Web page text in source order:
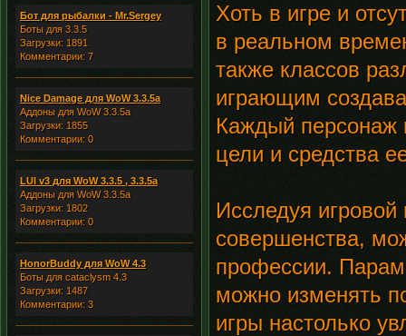
Бот для рыбалки - Mr.Sergey
Боты для 3.3.5
Загрузки: 1891
Комментарии: 7
Nice Damage для WoW 3.3.5a
Аддоны для WoW 3.3.5a
Загрузки: 1855
Комментарии: 0
LUI v3 для WoW 3.3.5 , 3.3.5a
Аддоны для WoW 3.3.5a
Загрузки: 1802
Комментарии: 0
HonorBuddy для WoW 4.3
Боты для cataclysm 4.3
Загрузки: 1487
Комментарии: 3
Хоть в игре и
в реальном
также классов
играющим
Каждый
цели и средства
Исследуя
совершенства,
профессии.
можно изменять
игры настолько